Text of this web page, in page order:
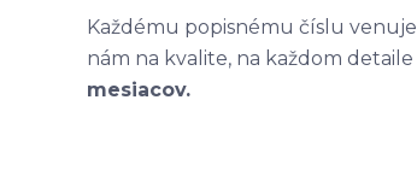
Každému popisnému číslu
nám na kvalite, na každom
mesiacov.